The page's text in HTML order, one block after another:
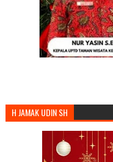
H JAMAK UDIN SH